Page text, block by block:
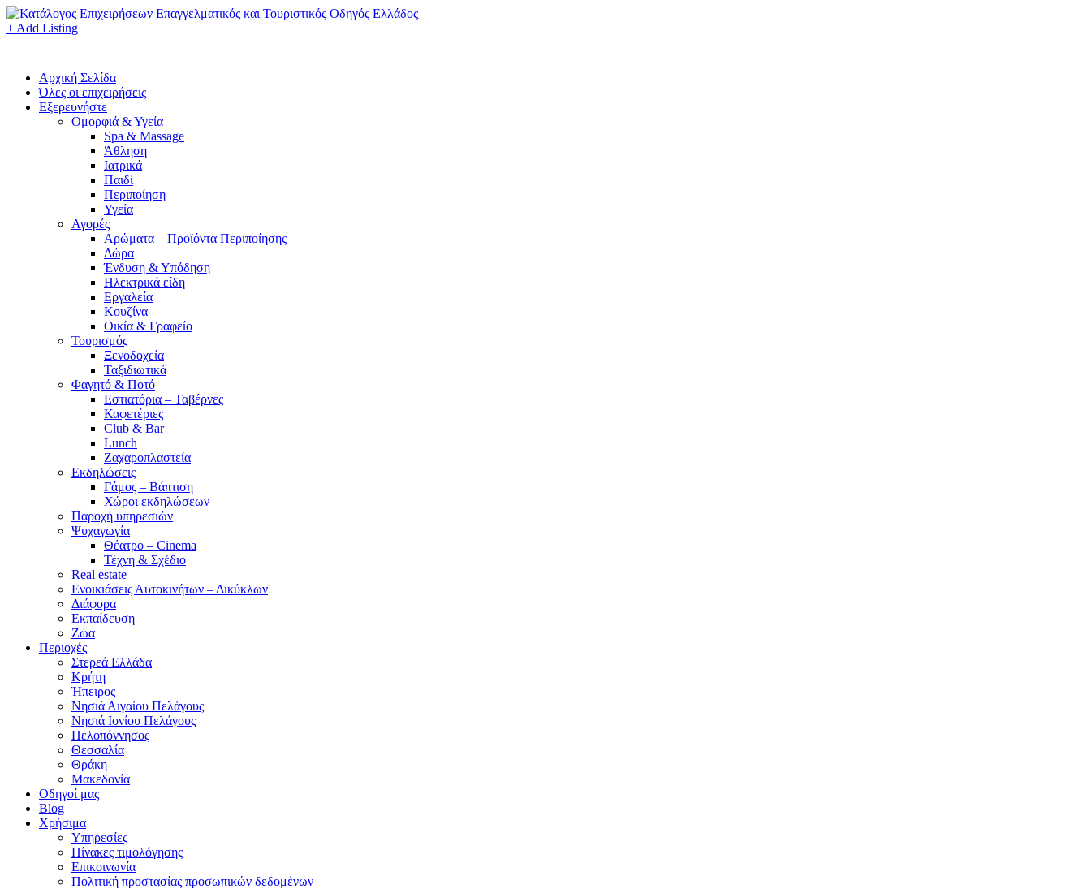
+ Add Listing
Αρχική Σελίδα
Όλες οι επιχειρήσεις
Εξερευνήστε
Ομορφιά & Υγεία
Spa & Massage
Άθληση
Ιατρικά
Παιδί
Περιποίηση
Υγεία
Αγορές
Αρώματα – Προϊόντα Περιποίησης
Δώρα
Ένδυση & Υπόδηση
Ηλεκτρικά είδη
Εργαλεία
Κουζίνα
Οικία & Γραφείο
Τουρισμός
Ξενοδοχεία
Ταξιδιωτικά
Φαγητό & Ποτό
Εστιατόρια – Ταβέρνες
Καφετέριες
Club & Bar
Lunch
Ζαχαροπλαστεία
Εκδηλώσεις
Γάμος – Βάπτιση
Χώροι εκδηλώσεων
Παροχή υπηρεσιών
Ψυχαγωγία
Θέατρο – Cinema
Τέχνη & Σχέδιο
Real estate
Ενοικιάσεις Αυτοκινήτων – Δικύκλων
Διάφορα
Εκπαίδευση
Ζώα
Περιοχές
Στερεά Ελλάδα
Κρήτη
Ήπειρος
Νησιά Αιγαίου Πελάγους
Νησιά Ιονίου Πελάγους
Πελοπόννησος
Θεσσαλία
Θράκη
Μακεδονία
Οδηγοί μας
Blog
Χρήσιμα
Υπηρεσίες
Πίνακες τιμολόγησης
Επικοινωνία
Πολιτική προστασίας προσωπικών δεδομένων